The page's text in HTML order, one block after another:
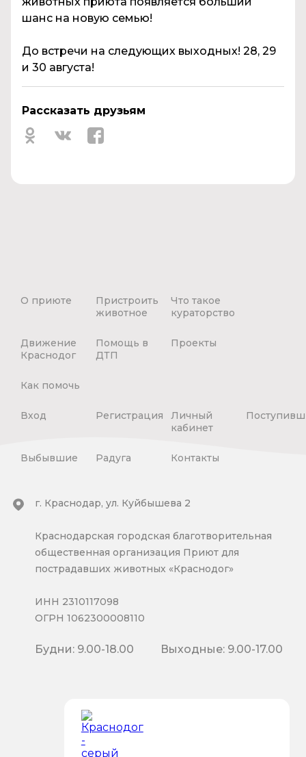
шанс на новую семью!
До встречи на следующих выходных! 28, 29
и 30 августа!
Рассказать друзьям
О приюте
Пристроить
животное
Что такое
кураторство
Движение
Краснодог
Помощь в
ДТП
Проекты
Как помочь
Вход Регистрация
Личный
кабинет
Выбывшие Радуга Контакты
г. Краснодар, ул. Куйбышева 2
Краснодарская городская благотворительная
общественная организация Приют для
пострадавших животных «Краснодог»
ИНН 2310117098
ОГРН 1062300008110
Будни: 9.00-18.00 Выходные: 9.00-17.00